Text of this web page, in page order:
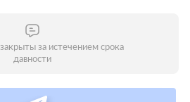
за истечением срока
давности